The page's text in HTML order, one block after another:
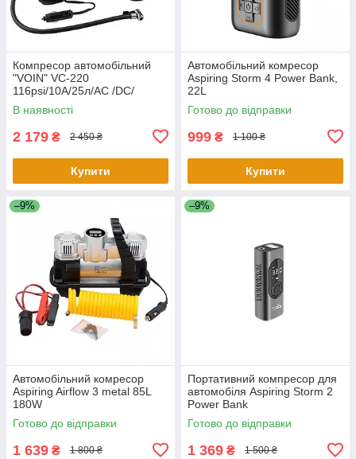
Компресор автомобільний
"VOIN" VC-220
116psi/10А/25л/AC /DC/
Автостоп
В наявності
2 179 ₴ 2 450 ₴
Купити
Автомобільний комресор
Aspiring Storm 4 Power Bank,
22L
Готово до відправки
999 ₴ 1 100 ₴
Купити
–9%
Автомобільний комресор
Aspiring Airflow 3 metal 85L
180W
Готово до відправки
1 639 ₴ 1 800 ₴
–9%
Портативний компресор для
автомобіля Aspiring Storm 2
Power Bank
Готово до відправки
1 369 ₴ 1 500 ₴